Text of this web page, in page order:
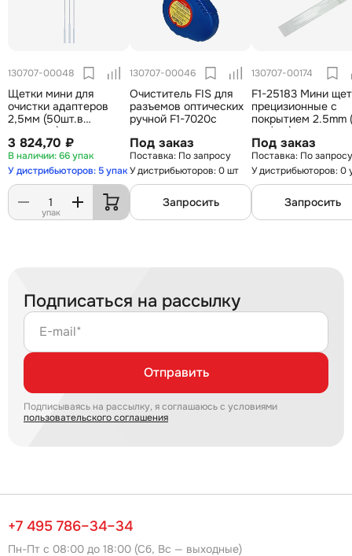
130707-00048
Щетки мини для
очистки адаптеров
2,5мм (50шт.в
упаковке)
3 824,70 ₽
66 упак
У дистрибьюторов: 5 упак
упак
130707-00046
Очиститель FIS для
разъемов оптических
ручной F1-7020c
Под заказ
По запросу
У дистрибьюторов: 0 шт
Запросить
130707-00174
F1-25183 Мини
прецизионные с
покрытием 2.5mm
шт./уп.)
Под заказ
По запросу
У дистрибьюторов: 0
Запросить
Подписаться на рассылку
E-mail*
Отправить
Подписываясь на рассылку, я соглашаюсь с условиями
пользовательского соглашения
+7 495 786–34–34
Пн-Пт с 08:00 до 18:00 (Сб, Вс — выходные)